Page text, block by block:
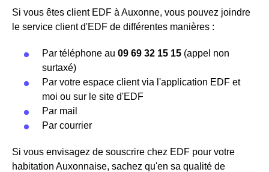
Si vous êtes client EDF à Auxonne, vous pouvez joindre
le service client d'EDF de différentes manières :
Par téléphone au 09 69 32 15 15 (appel non
surtaxé)
Par votre espace client via l'application EDF et
moi ou sur le site d'EDF
Par mail
Par courrier
Si vous envisagez de souscrire chez EDF pour votre
habitation Auxonnaise, sachez qu'en sa qualité de